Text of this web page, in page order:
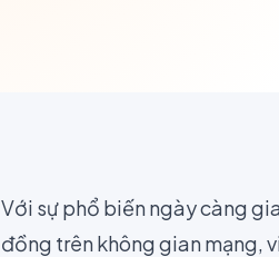
Với sự phổ biến ngày càng
đồng trên không gian mạng,